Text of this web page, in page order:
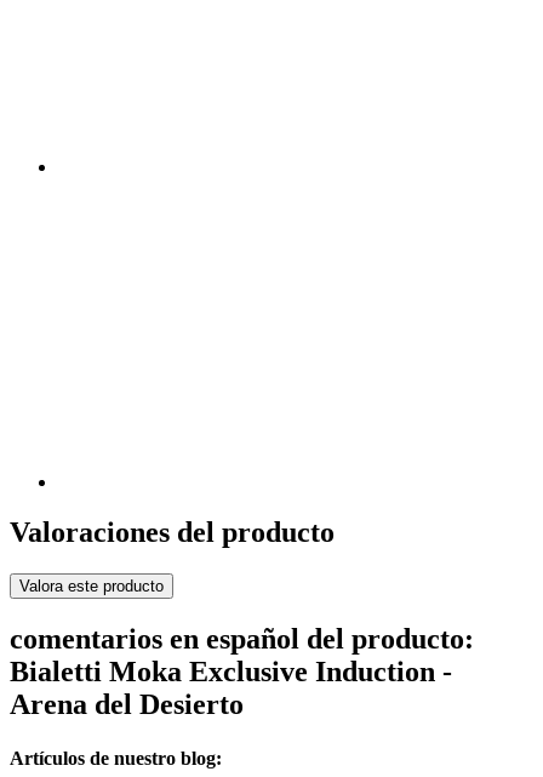
Valoraciones del producto
Valora este producto
comentarios en español del producto:
Bialetti Moka Exclusive Induction -
Arena del Desierto
Artículos de nuestro blog: